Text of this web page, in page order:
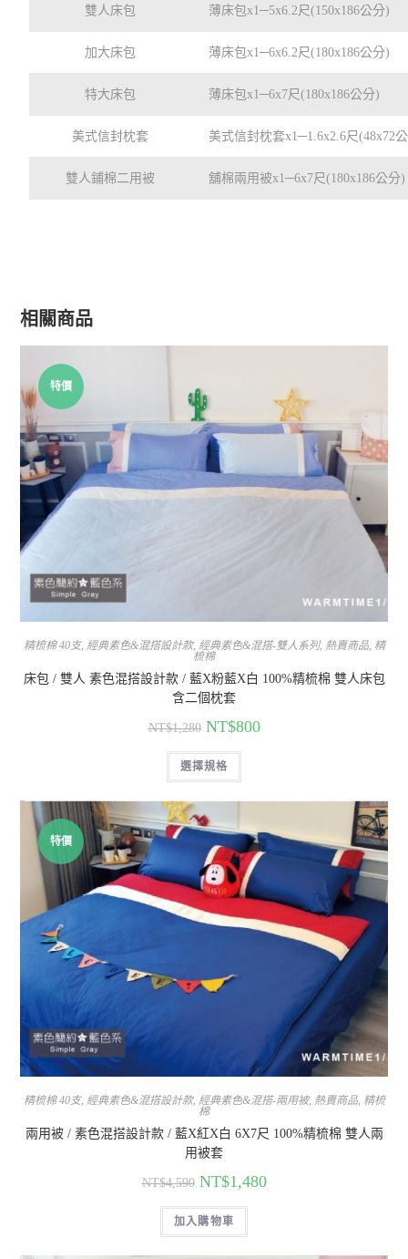
雙人床包 薄床包x1─5x6.2尺(150x186公分)
加大床包 薄床包x1─6x6.2尺(180x186公分)
特大床包 薄床包x1─6x7尺(180x186公分)
美式信封枕套 美式信封枕套x1─1.6x2.6尺(48x72
雙人鋪棉二用被 舖棉兩用被x1─6x7尺(180x186公分)
相關商品
特價
精梳棉 40支, 經典素色&混搭設計款, 經典素色&混搭-雙人系列, 熱賣商品, 精
梳棉
床包 / 雙人 素色混搭設計款 / 藍X粉藍X白 100%精梳棉 雙人床包
含二個枕套
NT$1,280 NT$800
選擇規格
特價
精梳棉 40支, 經典素色&混搭設計款, 經典素色&混搭-兩用被, 熱賣商品, 精梳
棉
兩用被 / 素色混搭設計款 / 藍X紅X白 6X7尺 100%精梳棉 雙人兩
用被套
NT$4,590 NT$1,480
加入購物車